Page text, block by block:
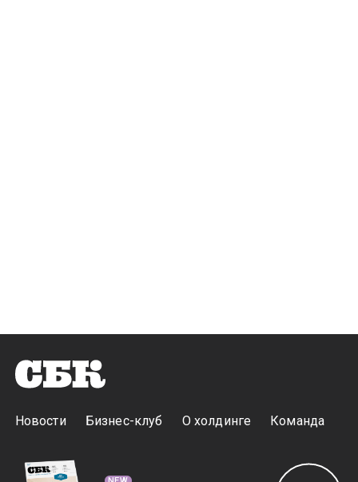
Новости Бизнес-клуб О холдинге Команда